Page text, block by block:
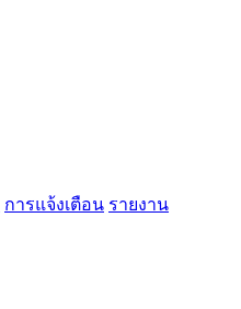
การแจ้งเตือน รายงาน